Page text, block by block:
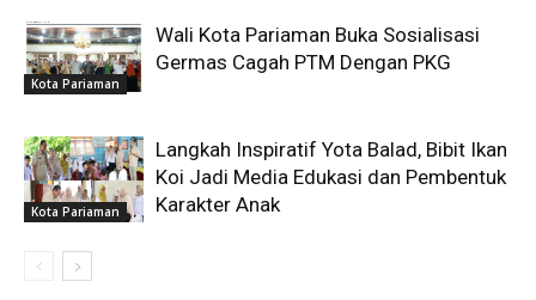
Kota Pariaman
Wali Kota Pariaman Buka Sosialisasi
Germas Cagah PTM Dengan PKG
Kota Pariaman
Langkah Inspiratif Yota Balad, Bibit Ikan
Koi Jadi Media Edukasi dan Pembentuk
Karakter Anak